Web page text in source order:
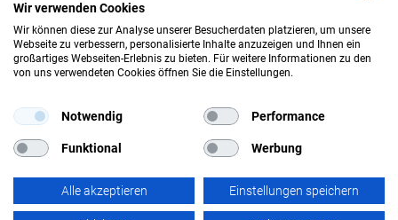
Wir verwenden Cookies
Wir können diese zur Analyse unserer Besucherdaten platzieren, um unsere
Webseite zu verbessern, personalisierte Inhalte anzuzeigen und Ihnen ein
großartiges Webseiten-Erlebnis zu bieten. Für weitere Informationen zu den
von uns verwendeten Cookies öffnen Sie die Einstellungen.
Notwendig Performance
Funktional Werbung
Alle akzeptieren Einstellungen speichern